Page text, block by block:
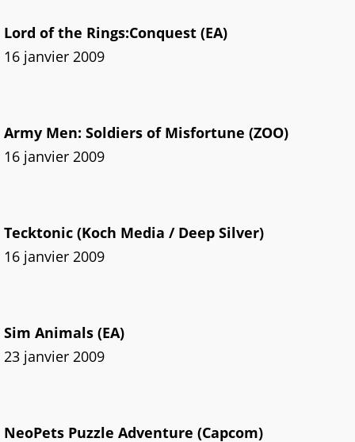
Lord of the Rings:Conquest (EA)
16 janvier 2009
Army Men: Soldiers of Misfortune (ZOO)
16 janvier 2009
Tecktonic (Koch Media / Deep Silver)
16 janvier 2009
Sim Animals (EA)
23 janvier 2009
NeoPets Puzzle Adventure (Capcom)